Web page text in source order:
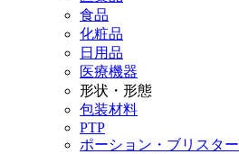
食品
化粧品
日用品
医療機器
形状・形態
包装材料
PTP
ポーション・ブリスター